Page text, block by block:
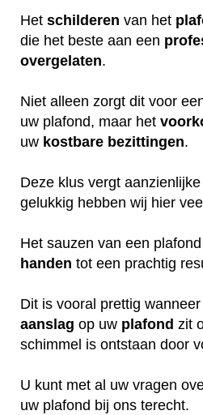
Het schilderen van het
die het beste aan een
overgelaten.
Niet alleen zorgt dit voor
uw plafond, maar het
uw kostbare bezittingen.
Deze klus vergt
gelukkig hebben wij hier
Het sauzen van een
handen tot een prachtig
Dit is vooral prettig
aanslag op uw plafond zit
schimmel is ontstaan door
U kunt met al uw vragen
uw plafond bij ons terecht.